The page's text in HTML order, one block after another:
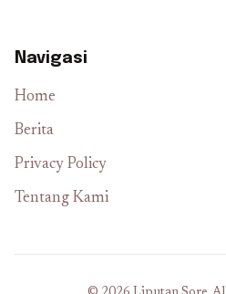
Navigasi
Home
Berita
Privacy Policy
Tentang Kami